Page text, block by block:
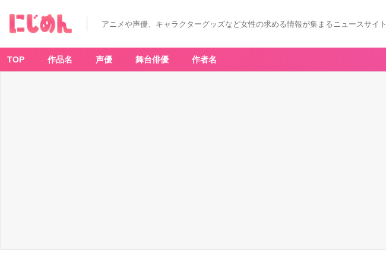
アニメや声優、キャラクターグッズなど女性の求める情報が集まるニュースサイト
TOP 作品名 声優 舞台俳優 作者名